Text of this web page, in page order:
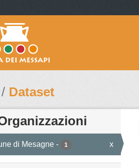
Dataset
di Mesagne - 1 x